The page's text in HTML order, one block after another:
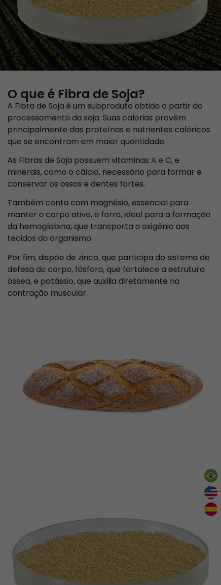
O que é Fibra de Soja?
A Fibra de Soja é um subproduto obtido a partir do
processamento da soja. Suas calorias provêm
principalmente das proteínas e nutrientes calóricos
que se encontram em maior quantidade.
As Fibras de Soja possuem vitaminas A e C, e
minerais, como o cálcio, necessário para formar e
conservar os ossos e dentes fortes.
Também conta com magnésio, essencial para
manter o corpo ativo, e ferro, ideal para a formação
da hemoglobina, que transporta o oxigênio aos
tecidos do organismo.
Por fim, dispõe de zinco, que participa do sistema de
defesa do corpo, fósforo, que fortalece a estrutura
óssea, e potássio, que auxilia diretamente na
contração muscular.